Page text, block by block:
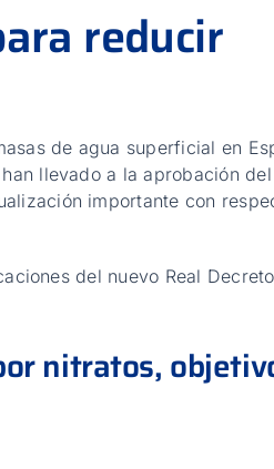
reducir
de agua superficial en
llevado a la aprobación del
importante con
del nuevo Real
nitratos,